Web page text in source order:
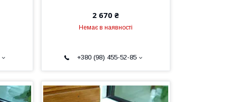
2 670 ₴
Немає в наявності
+380 (98) 455-52-85